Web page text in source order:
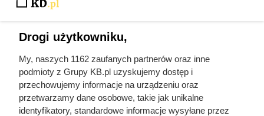
Doprowadził do śmierci większej
liczby ludzi niż Hitler i Stalin
razem wzięci. Mimo to czczą go
jako bohatera
Drogi użytkowniku,
My, naszych 1162 zaufanych partnerów oraz inne
podmioty z Grupy KB.pl uzyskujemy dostęp i
przechowujemy informacje na urządzeniu oraz
przetwarzamy dane osobowe, takie jak unikalne
identyfikatory, standardowe informacje wysyłane przez